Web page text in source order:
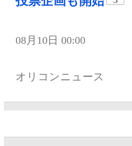
08月10日 00:00
オリコンニュース